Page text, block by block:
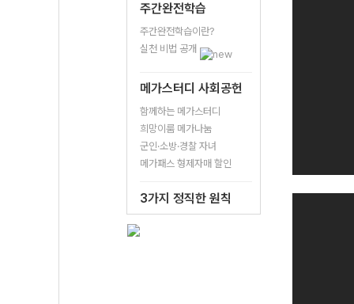
주간완전학습
주간완전학습이란?
실천 비법 공개
메가스터디 사회공헌
함께하는 메가스터디
희망이룸 메가나눔
군인·소방·경찰 자녀
메가패스 형제자매 할인
3가지 정직한 원칙